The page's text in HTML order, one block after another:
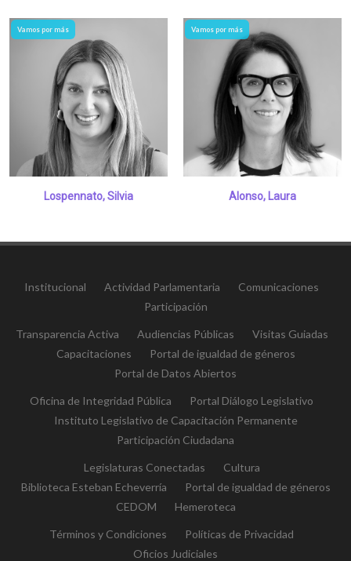
Vamos por más
Lospennato, Silvia
Vamos por más
Alonso, Laura
Institucional Actividad Parlamentaria
Comunicaciones
Participación
Transparencia Activa Audiencias Públicas
Visitas Guiadas
Capacitaciones
Portal de igualdad de géneros
Portal de Datos Abiertos
Oficina de Integridad Pública
Portal Diálogo Legislativo
Instituto Legislativo de Capacitación Permanente
Participación Ciudadana
Legislaturas Conectadas
Cultura
Biblioteca Esteban Echeverría
Portal de igualdad de géneros
CEDOM
Hemeroteca
Términos y Condiciones
Políticas de Privacidad
Oficios Judiciales